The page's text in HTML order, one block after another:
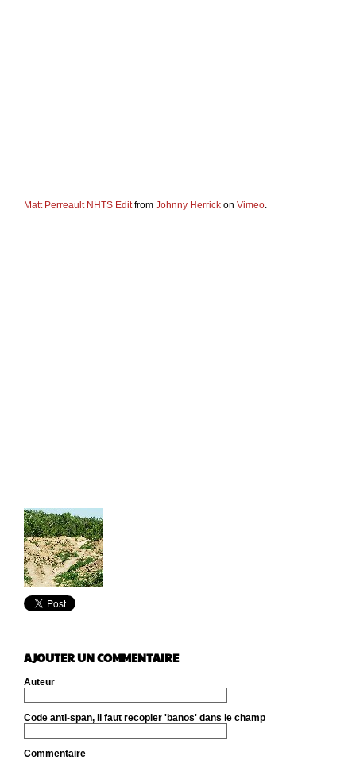
Matt Perreault NHTS Editfrom Johnny Herrick on Vimeo.
AJOUTER UN COMMENTAIRE
Auteur
Code anti-span, il faut recopier 'banos' dans le champ
Commentaire